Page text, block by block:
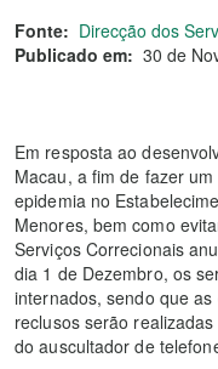
Fonte: Direcção dos
Publicado em: 30 de
Em resposta ao
Macau, a fim de fazer
epidemia no
Menores, bem como
Serviços Correcionais
dia 1 de Dezembro, os
internados, sendo que
reclusos serão
do auscultador de